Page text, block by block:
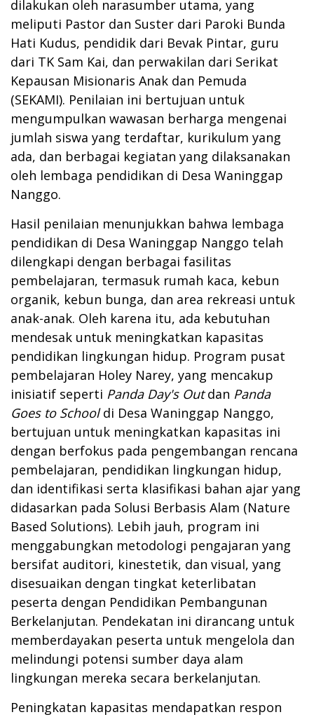
dilakukan oleh narasumber utama, yang
meliputi Pastor dan Suster dari Paroki Bunda
Hati Kudus, pendidik dari Bevak Pintar, guru
dari TK Sam Kai, dan perwakilan dari Serikat
Kepausan Misionaris Anak dan Pemuda
(SEKAMI). Penilaian ini bertujuan untuk
mengumpulkan wawasan berharga mengenai
jumlah siswa yang terdaftar, kurikulum yang
ada, dan berbagai kegiatan yang dilaksanakan
oleh lembaga pendidikan di Desa Waninggap
Nanggo.
Hasil penilaian menunjukkan bahwa lembaga
pendidikan di Desa Waninggap Nanggo telah
dilengkapi dengan berbagai fasilitas
pembelajaran, termasuk rumah kaca, kebun
organik, kebun bunga, dan area rekreasi untuk
anak-anak. Oleh karena itu, ada kebutuhan
mendesak untuk meningkatkan kapasitas
pendidikan lingkungan hidup. Program pusat
pembelajaran Holey Narey, yang mencakup
inisiatif seperti Panda Day's Outdan Panda
Goes to Schooldi Desa Waninggap Nanggo,
bertujuan untuk meningkatkan kapasitas ini
dengan berfokus pada pengembangan rencana
pembelajaran, pendidikan lingkungan hidup,
dan identifikasi serta klasifikasi bahan ajar yang
didasarkan pada Solusi Berbasis Alam (Nature
Based Solutions). Lebih jauh, program ini
menggabungkan metodologi pengajaran yang
bersifat auditori, kinestetik, dan visual, yang
disesuaikan dengan tingkat keterlibatan
peserta dengan Pendidikan Pembangunan
Berkelanjutan. Pendekatan ini dirancang untuk
memberdayakan peserta untuk mengelola dan
melindungi potensi sumber daya alam
lingkungan mereka secara berkelanjutan.
Peningkatan kapasitas mendapatkan respon